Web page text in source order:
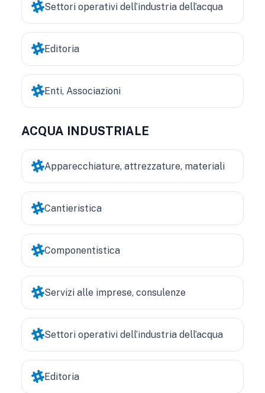
Settori operativi dell’industria dell’acqua
Editoria
Enti, Associazioni
ACQUA INDUSTRIALE
Apparecchiature, attrezzature, materiali
Cantieristica
Componentistica
Servizi alle imprese, consulenze
Settori operativi dell’industria dell’acqua
Editoria